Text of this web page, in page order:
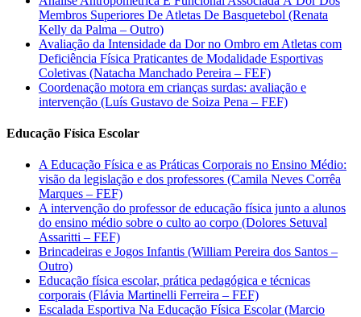
Membros Superiores De Atletas De Basquetebol (Renata
Kelly da Palma – Outro)
Avaliação da Intensidade da Dor no Ombro em Atletas com
Deficiência Física Praticantes de Modalidade Esportivas
Coletivas (Natacha Manchado Pereira – FEF)
Coordenação motora em crianças surdas: avaliação e
intervenção (Luís Gustavo de Soiza Pena – FEF)
Educação Física Escolar
A Educação Física e as Práticas Corporais no Ensino Médio:
visão da legislação e dos professores (Camila Neves Corrêa
Marques – FEF)
A intervenção do professor de educação física junto a alunos
do ensino médio sobre o culto ao corpo (Dolores Setuval
Assaritti – FEF)
Brincadeiras e Jogos Infantis (William Pereira dos Santos –
Outro)
Educação física escolar, prática pedagógica e técnicas
corporais (Flávia Martinelli Ferreira – FEF)
Escalada Esportiva Na Educação Física Escolar (Marcio